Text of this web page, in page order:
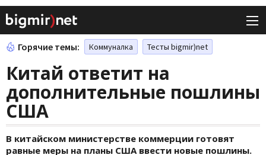
Горячие темы: Коммуналка Тесты bigmir)net
Китай ответит на
дополнительные пошлины
США
В китайском министерстве коммерции готовят
равные меры на планы США ввести новые пошлины.